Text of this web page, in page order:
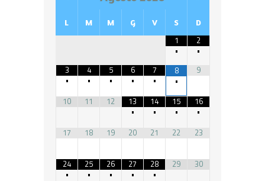
L M M G V S D
1
•
2
•
3
•
4
•
5
•
6
•
7
•
8
•
9
10 11 12
13
•
14
•
15
•
16
•
17
18 19 20 21 22 23
24
•
25
•
26
•
27
•
28
•
29 30